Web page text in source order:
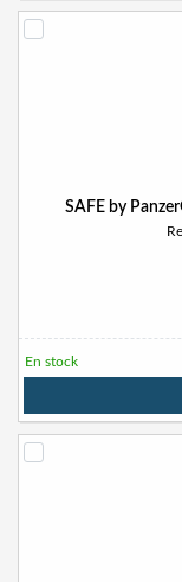
SAFE by
En stock